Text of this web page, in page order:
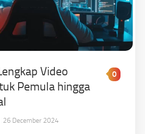
Video
Pemula hingga
0
26 December 2024